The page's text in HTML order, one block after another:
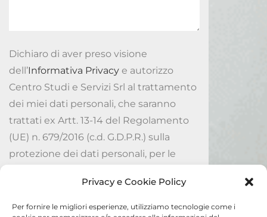
Privacy e Cookie Policy
Per fornire le migliori esperienze, utilizziamo tecnologie come i
Dichiaro di aver preso visione
dell’Informativa Privacy e autorizzo
Centro Studi e Servizi Srl al trattamento
dei miei dati personali, che saranno
trattati ex Artt. 13-14 del Regolamento
(UE) n. 679/2016 (c.d. G.D.P.R.) sulla
protezione dei dati personali, per le